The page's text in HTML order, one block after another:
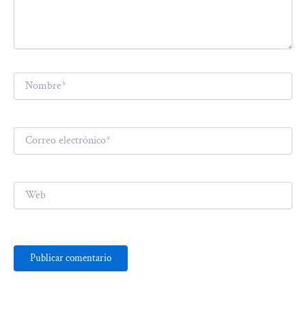
Nombre*
Correo
electrónico*
Web